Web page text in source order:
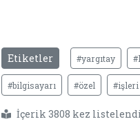
Etiketler #yargıtay
#bilgisayarı #özel #işleri
İçerik 3808 kez